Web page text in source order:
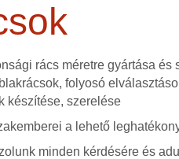
rács méretre gyártása és
folyosó
készítése, szerelése
a lehető
minden kérdésére és